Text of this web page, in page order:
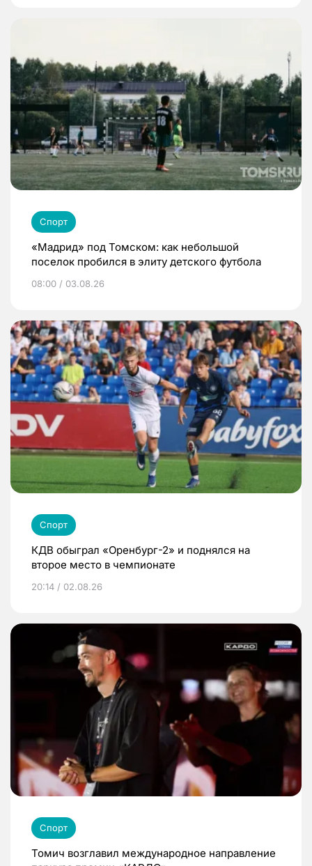
Спорт
«Мадрид» под Томском: как небольшой
поселок пробился в элиту детского футбола
08:00 / 03.08.26
Спорт
КДВ обыграл «Оренбург-2» и поднялся на
второе место в чемпионате
20:14 / 02.08.26
Спорт
Томич возглавил международное направление